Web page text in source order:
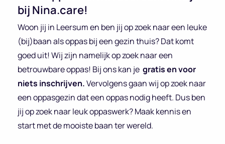
bij Nina.care!
Woon jij in Leersum en ben jij op zoek naar een leuke
(bij)baan als oppas bij een gezin thuis? Dat komt
goed uit! Wij zijn namelijk op zoek naar een
betrouwbare oppas! Bij ons kan je gratis en voor
niets inschrijven.Vervolgens gaan wij op zoek naar
een oppasgezin dat een oppas nodig heeft. Dus ben
jij op zoek naar leuk oppaswerk? Maak kennis en
start met de mooiste baan ter wereld.